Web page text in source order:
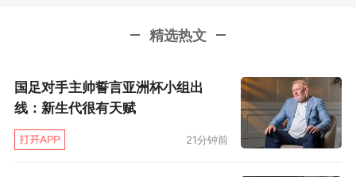
现场，与大家分享了赛场博弈与赛前部署等鲜为
人知的细节。
网坛新势力持续涌现
精选热文
国足对手主帅誓言亚洲杯小组出
线：新生代很有天赋
21分钟前